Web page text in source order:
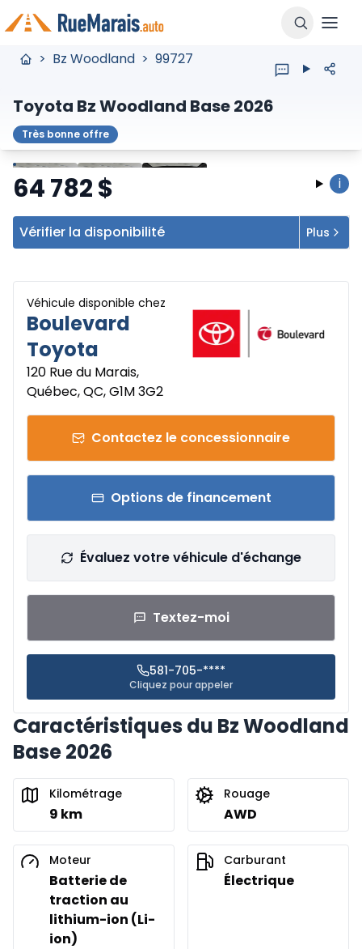
> Bz Woodland > 99727
Toyota Bz Woodland Base 2026
Très bonne offre
ArrêterPrécédent
Suivant
64 782$ i
Vérifier la disponibilité Plus
Véhicule disponible chez
Boulevard
Toyota
120 Rue du Marais,
Québec, QC, G1M 3G2
Contactez le concessionnaire
Options de financement
Évaluez votre véhicule d'échange
Textez-moi
581-705-****
Cliquez pour appeler
Caractéristiques du Bz Woodland
Base 2026
Kilométrage
9 km
Rouage
AWD
Moteur
Batterie de
traction au
lithium-ion (Li-
ion)
Carburant
Électrique